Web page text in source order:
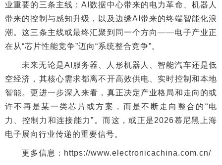
业重要的三条主线：AI数据中心带来的电力革命、机器人
带来的控制与感知升级，以及边缘AI带来的终端智能化浪
潮。这三条主线或最终汇聚到同一个方向——电子产业正
在从“芯片性能竞争”迈向“系统整合竞争”。
未来无论是AI服务器、人形机器人、智能汽车还是低
空经济，其核心需求都离不开高效供电、实时控制和本地
智能。更进一步深入来看，真正决定产业格局和走向的或
许不再是某一类芯片或方案，而是不断走向整合的“电
力、控制力和连接能力”。而这，或正是2026慕尼黑上海
电子展向行业传递的重要信号。
更多信息：https://www.electronicachina.com.cn/